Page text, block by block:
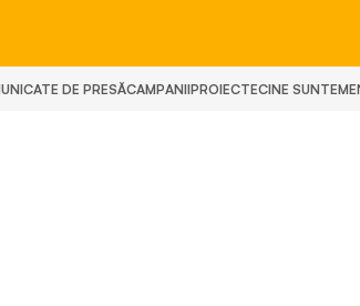
DE PRESĂCAMPANIIPROIECTECINE SUNTEM